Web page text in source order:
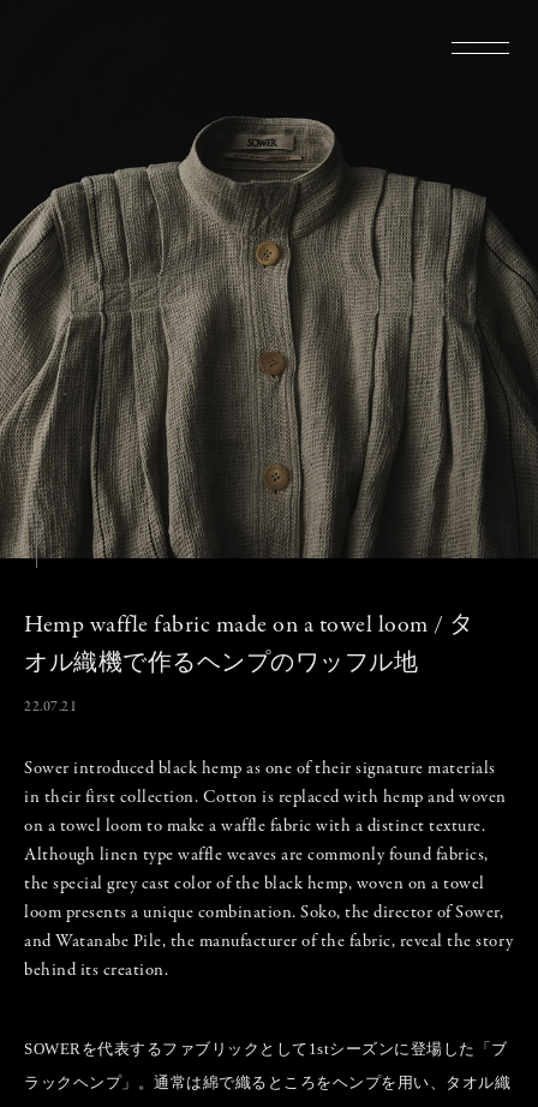
Hemp waffle fabric made on a towel loom / タ
オル織機で作るヘンプのワッフル地
22.07.21
Sower introduced black hemp as one of their signature materials
in their first collection. Cotton is replaced with hemp and woven
on a towel loom to make a waffle fabric with a distinct texture.
Although linen type waffle weaves are commonly found fabrics,
the special grey cast color of the black hemp, woven on a towel
loom presents a unique combination. Soko, the director of Sower,
and Watanabe Pile, the manufacturer of the fabric, reveal the story
behind its creation.
SOWERを代表するファブリックとして1stシーズンに登場した「ブ
ラックヘンプ」。通常は綿で織るところをヘンプを用い、タオル織